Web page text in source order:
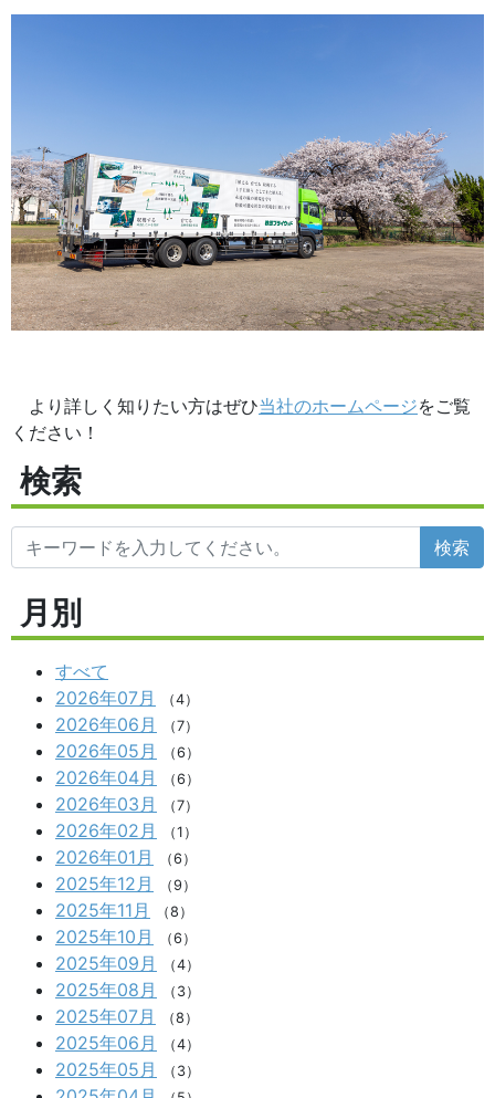
より詳しく知りたい方はぜひ当社のホームページをご覧
ください！
検索
検索
月別
すべて
2026年07月
（4）
2026年06月 （7）
2026年05月 （6）
2026年04月 （6）
2026年03月 （7）
2026年02月 （1）
2026年01月 （6）
2025年12月 （9）
2025年11月 （8）
2025年10月 （6）
2025年09月 （4）
2025年08月 （3）
2025年07月 （8）
2025年06月 （4）
2025年05月 （3）